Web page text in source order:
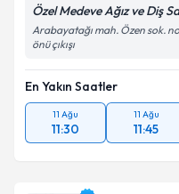
Özel Medeve Ağız ve Diş
Arabayatağı mah. Özen sok.
önü çıkışı
En Yakın Saatler
11 Ağu
11:30
11 Ağu
11:45